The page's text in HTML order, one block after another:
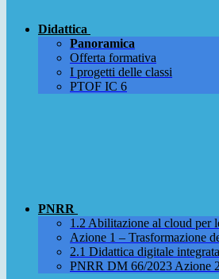
Didattica
Panoramica
Offerta formativa
I progetti delle classi
PTOF IC 6
PNRR
1.2 Abilitazione al cloud per
Azione 1 – Trasformazione
2.1 Didattica digitale
PNRR DM 66/2023 Azione